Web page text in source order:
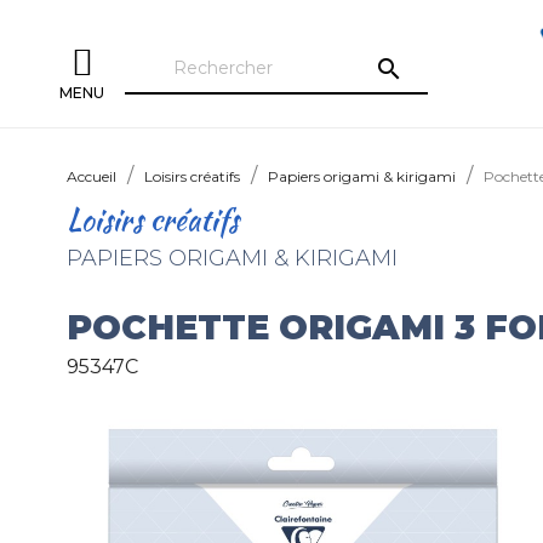
MENU
search
Accueil Loisirs créatifs Papiers origami & kirigami
Loisirs créatifs
PAPIERS ORIGAMI & KIRIGAMI
POCHETTE ORIGAMI 3
95347C